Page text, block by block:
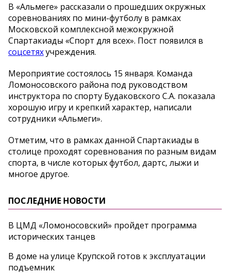
В «Альмеге» рассказали о прошедших окружных
соревнованиях по мини-футболу в рамках
Московской комплексной межокружной
Спартакиады «Спорт для всех». Пост появился в
соцсетяхучреждения.
Мероприятие состоялось 15 января. Команда
Ломоносовского района под руководством
инструктора по спорту Будаковского С.А. показала
хорошую игру и крепкий характер, написали
сотрудники «Альмеги».
Отметим, что в рамках данной Спартакиады в
столице проходят соревнования по разным видам
спорта, в числе которых футбол, дартс, лыжи и
многое другое.
ПОСЛЕДНИЕ НОВОСТИ
В ЦМД «Ломоносовский» пройдет программа
исторических танцев
В доме на улице Крупской готов к эксплуатации
подъемник